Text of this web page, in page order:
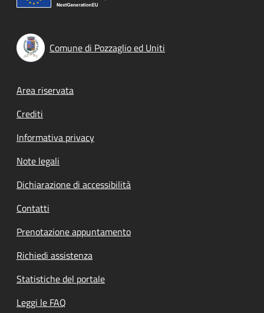
Comune di Pozzaglio ed Uniti
Footer menu
Area riservata
Crediti
Informativa privacy
Note legali
Dichiarazione di accessibilità
Contatti
Prenotazione appuntamento
Richiedi assistenza
Statistiche del portale
Leggi le FAQ